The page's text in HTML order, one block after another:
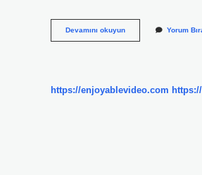
Devamını okuyunÇemen
Baharatının
Yorum
https://enjoyablevideo.com